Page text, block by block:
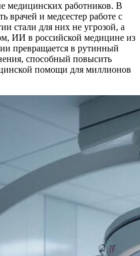
медицинских работников. В
врачей и медсестер работе с
стали для них не угрозой, а
ИИ в российской медицине из
превращается в рутинный
способный повысить
помощи для миллионов